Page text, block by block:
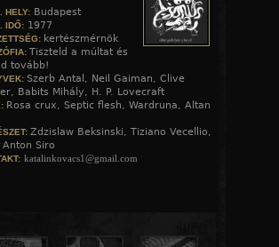
HELY: Budapest
IDŐ: 1977
kertészmérnök
Tiszteld a múltat és
tovább!
Szerb Antal, Neil Gaiman, Clive
Babits Mihály, H. P. Lovecraft
Rosa crux, Septic flesh, Wardruna, Altan
Zdzislaw Beksinski, Tiziano Vecellio,
Anton Siro
katalinkovacs1@gmail.com